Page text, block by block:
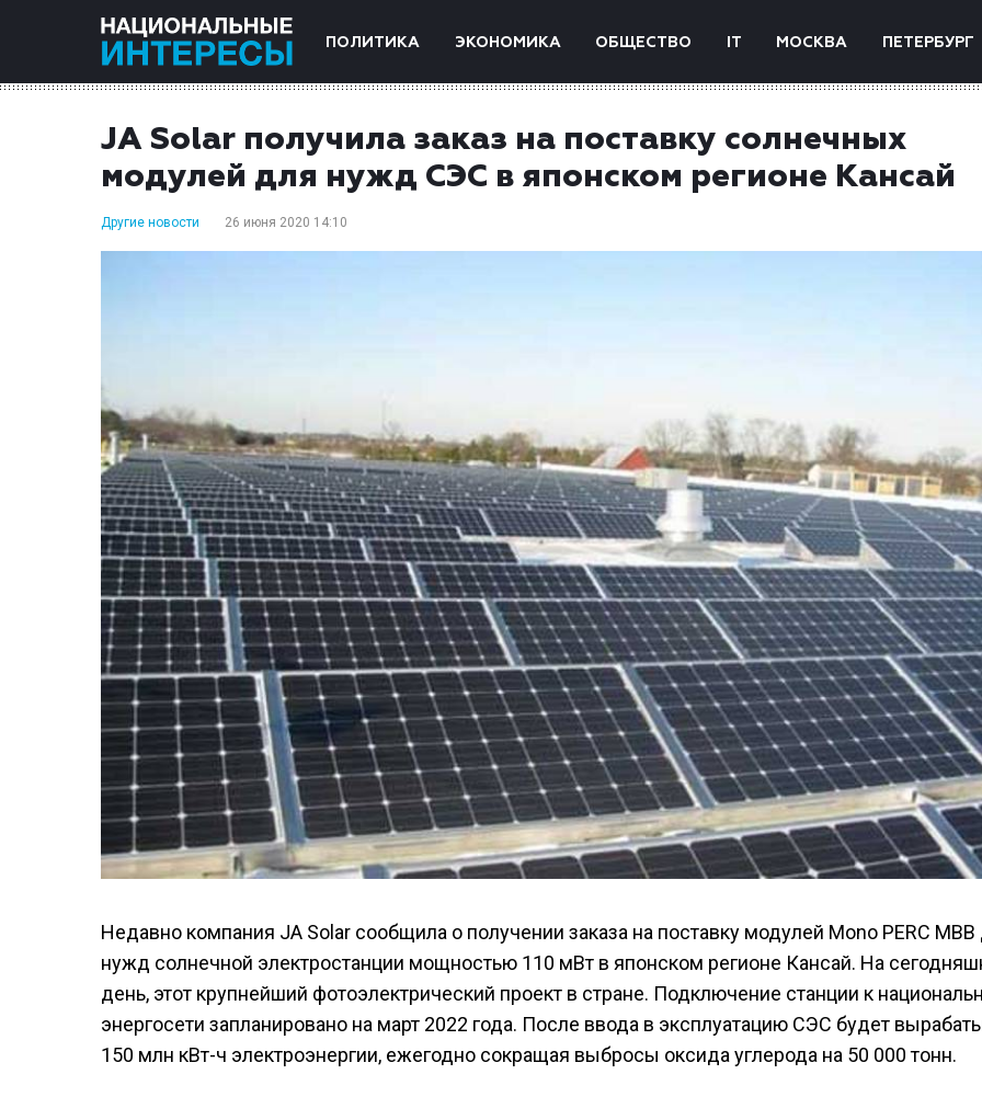
ПОЛИТИКА ЭКОНОМИКА ОБЩЕСТВО IT МОСКВА ПЕТЕРБУРГ
JA Solar получила заказ на поставку солнечных
модулей для нужд СЭС в японском регионе Кансай
Другие новости 26 июня 2020 14:10
Недавно компания JA Solar сообщила о получении заказа на поставку модулей Mono PERC MBB
нужд солнечной электростанции мощностью 110 мВт в японском регионе Кансай. На
день, этот крупнейший фотоэлектрический проект в стране. Подключение станции к
энергосети запланировано на март 2022 года. После ввода в эксплуатацию СЭС будет
150 млн кВт-ч электроэнергии, ежегодно сокращая выбросы оксида углерода на 50 000 тонн.